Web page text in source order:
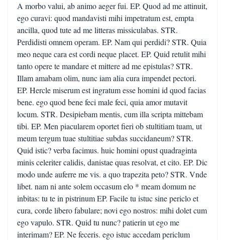
A morbo valui, ab animo aeger fui. EP. Quod ad me attinuit,
ego curavi: quod mandavisti mihi impetratum est, empta
ancilla, quod tute ad me litteras missiculabas. STR.
Perdidisti omnem operam. EP. Nam qui perdidi? STR. Quia
meo neque cara est cordi neque placet. EP. Quid retulit mihi
tanto opere te mandare et mittere ad me epistulas? STR.
Illam amabam olim, nunc iam alia cura impendet pectori.
EP. Hercle miserum est ingratum esse homini id quod facias
bene. ego quod bene feci male feci, quia amor mutavit
locum. STR. Desipiebam mentis, cum illa scripta mittebam
tibi. EP. Men piacularem oportet fieri ob stultitiam tuam, ut
meum tergum tuae stultitiae subdas succidaneum? STR.
Quid istic? verba facimus. huic homini opust quadraginta
minis celeriter calidis, danistae quas resolvat, et cito. EP. Dic
modo unde auferre me vis. a quo trapezita peto? STR. Vnde
libet. nam ni ante solem occasum elo * meam domum ne
inbitas: tu te in pistrinum EP. Facile tu istuc sine periclo et
cura, corde libero fabulare; novi ego nostros: mihi dolet cum
ego vapulo. STR. Quid tu nunc? patierin ut ego me
interimam? EP. Ne feceris. ego istuc accedam periclum